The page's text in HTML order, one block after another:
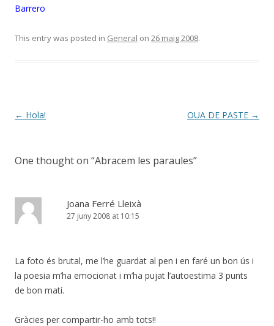
Barrero
This entry was posted in General on 26 maig 2008.
Post
← Hola! OUA DE PASTE →
One thought on “Abracem les paraules”
Joana Ferré Lleixà
27 juny 2008 at 10:15
La foto és brutal, me l’he guardat al pen i en faré un bon ús i
la poesia m’ha emocionat i m’ha pujat l’autoestima 3 punts
de bon matí.
Gràcies per compartir-ho amb tots!!